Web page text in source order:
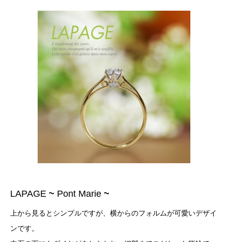
LAPAGE ~ Pont Marie ~
上から見るとシンプルですが、横からのフォルムが可愛いデザイ
ンです。